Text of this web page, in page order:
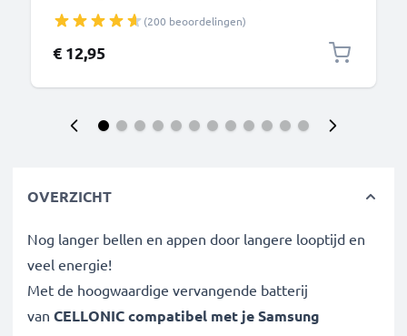
1000mA oplaadstation 1.1m
(200 beoordelingen)
€ 12,95
OVERZICHT
Nog langer bellen en appen door langere looptijd en
veel energie!
Met de hoogwaardige vervangende batterij
van CELLONIC compatibel met jeSamsung